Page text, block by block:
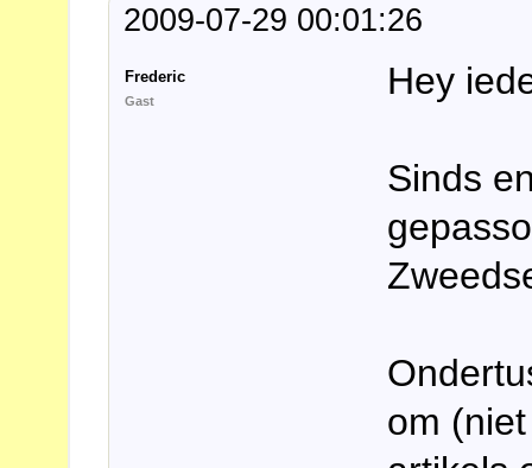
2009-07-29 00:01:26
Frederic
Gast Hey
Sinds
om